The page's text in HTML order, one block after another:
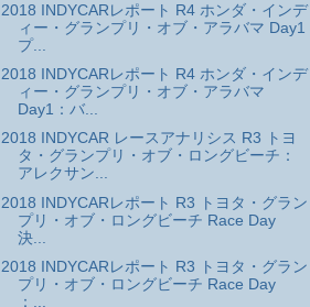
2018 INDYCARレポート R4 ホンダ・インデ
ィー・グランプリ・オブ・アラバマ Day1
プ...
2018 INDYCARレポート R4 ホンダ・インデ
ィー・グランプリ・オブ・アラバマ
Day1：バ...
2018 INDYCAR レースアナリシス R3 トヨ
タ・グランプリ・オブ・ロングビーチ：
アレクサン...
2018 INDYCARレポート R3 トヨタ・グラン
プリ・オブ・ロングビーチ Race Day
決...
2018 INDYCARレポート R3 トヨタ・グラン
プリ・オブ・ロングビーチ Race Day
：...